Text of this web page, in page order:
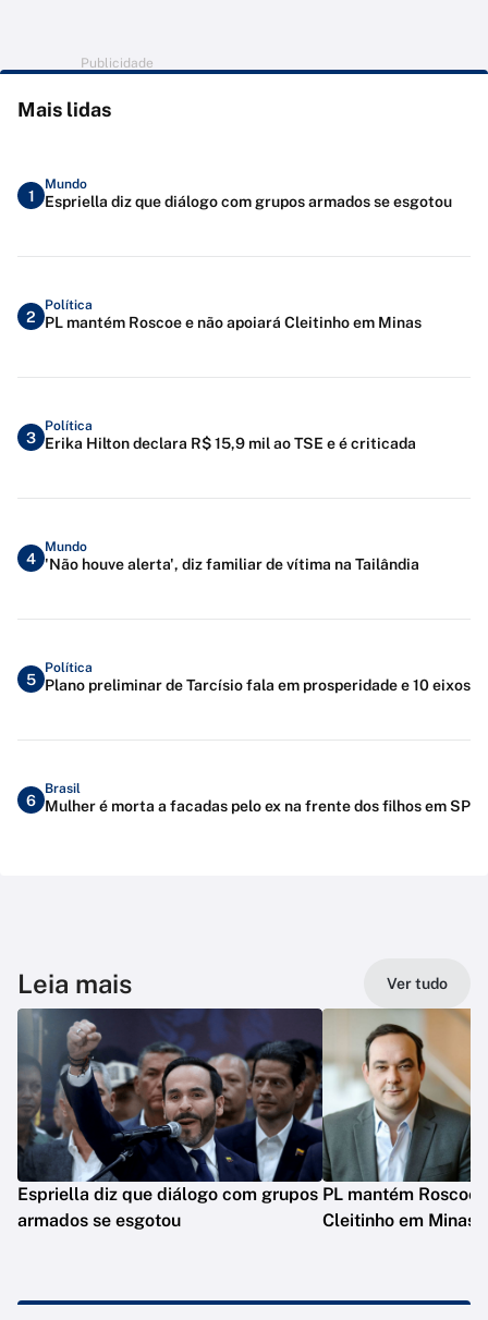
Publicidade
Mais lidas
1
Mundo
Espriella diz que diálogo com grupos armados se esgotou
2
Política
PL mantém Roscoe e não apoiará Cleitinho em Minas
3
Política
Erika Hilton declara R$ 15,9 mil ao TSE e é criticada
4
Mundo
'Não houve alerta', diz familiar de vítima na Tailândia
5
Política
Plano preliminar de Tarcísio fala em prosperidade e 10 eixos
6
Brasil
Mulher é morta a facadas pelo ex na frente dos filhos em SP
Leia mais Ver tudo
Espriella diz que diálogo com grupos
armados se esgotou
PL mantém Roscoe
Cleitinho em Minas